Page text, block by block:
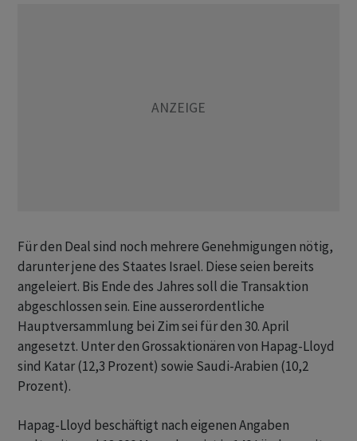
Für den Deal sind noch mehrere Genehmigungen nötig,
darunter jene des Staates Israel. Diese seien bereits
angeleiert. Bis Ende des Jahres soll die Transaktion
abgeschlossen sein. Eine ausserordentliche
Hauptversammlung bei Zim sei für den 30. April
angesetzt. Unter den Grossaktionären von Hapag-Lloyd
sind Katar (12,3 Prozent) sowie Saudi-Arabien (10,2
Prozent).
Hapag-Lloyd beschäftigt nach eigenen Angaben